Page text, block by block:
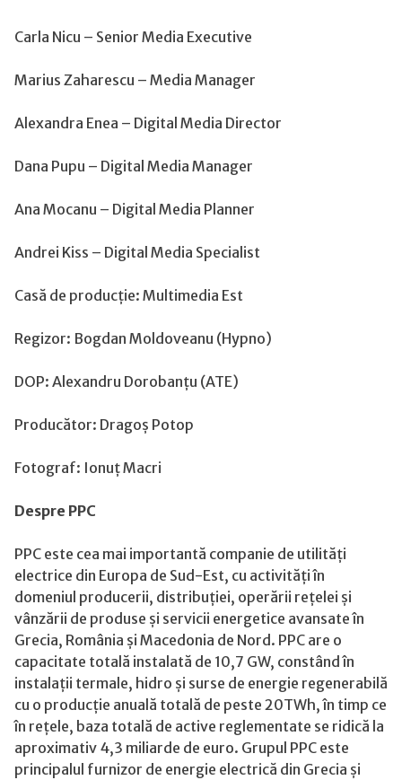
Carla Nicu – Senior Media Executive
Marius Zaharescu – Media Manager
Alexandra Enea – Digital Media Director
Dana Pupu – Digital Media Manager
Ana Mocanu – Digital Media Planner
Andrei Kiss – Digital Media Specialist
Casă de producție: Multimedia Est
Regizor: Bogdan Moldoveanu (Hypno)
DOP: Alexandru Dorobanțu (ATE)
Producător: Dragoș Potop
Fotograf: Ionuț Macri
Despre PPC
PPC este cea mai importantă companie de utilități
electrice din Europa de Sud-Est, cu activități în
domeniul producerii, distribuției, operării rețelei și
vânzării de produse și servicii energetice avansate în
Grecia, România și Macedonia de Nord. PPC are o
capacitate totală instalată de 10,7 GW, constând în
instalații termale, hidro și surse de energie regenerabilă
cu o producție anuală totală de peste 20TWh, în timp ce
în rețele, baza totală de active reglementate se ridică la
aproximativ 4,3 miliarde de euro. Grupul PPC este
principalul furnizor de energie electrică din Grecia și